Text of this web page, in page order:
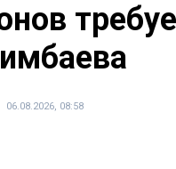
06.08.2026, 08:58